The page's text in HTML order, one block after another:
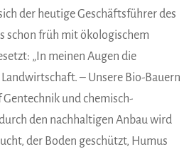
der heutige Geschäftsführer des
schon früh mit ökologischem
„In meinen Augen die
– Unsere Bio-Bauern
und chemisch-
den nachhaltigen Anbau wird
der Boden geschützt, Humus